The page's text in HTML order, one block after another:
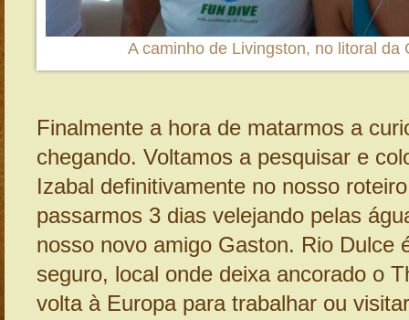
A caminho de Livingston, no litoral da
Finalmente a hora de matarmos a
chegando. Voltamos a pesquisar e
Izabal definitivamente no nosso
passarmos 3 dias velejando pelas
nosso novo amigo Gaston. Rio Dulce
seguro, local onde deixa ancorado o
volta à Europa para trabalhar ou